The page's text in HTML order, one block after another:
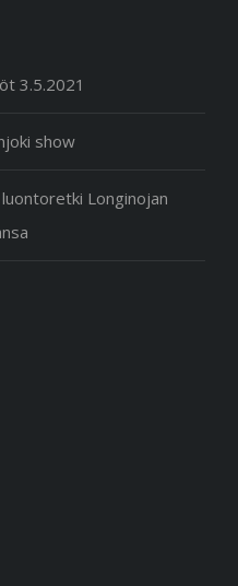
3.5.2021
show
luontoretki Longinojan